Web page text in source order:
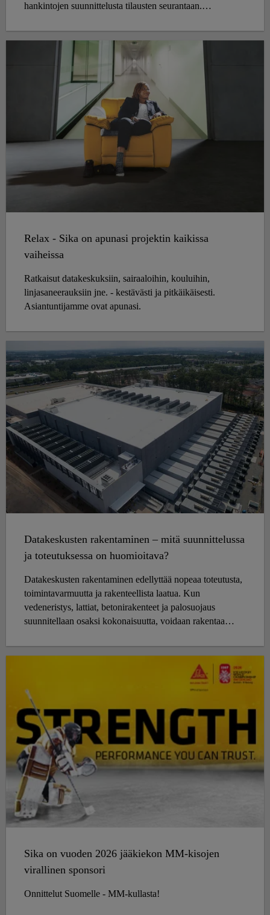
hankintojen suunnittelusta tilausten seurantaan.
uuteen verkkokauppaamme ja tekemään ensimmäiset
Relax - Sika on apunasi projektin kaikissa
vaiheissa
Ratkaisut datakeskuksiin, sairaaloihin, kouluihin,
linjasaneerauksiin jne. - kestävästi ja pitkäikäisesti.
Asiantuntijamme ovat apunasi.
Datakeskusten rakentaminen – mitä suunnittelussa
ja toteutuksessa on huomioitava?
Datakeskusten rakentaminen edellyttää nopeaa toteutusta,
toimintavarmuutta ja rakenteellista laatua. Kun
vedeneristys, lattiat, betonirakenteet ja palosuojaus
suunnitellaan osaksi kokonaisuutta, voidaan rakentaa
ajan.
Sika on vuoden 2026 jääkiekon MM-kisojen
virallinen sponsori
Onnittelut Suomelle - MM-kullasta!